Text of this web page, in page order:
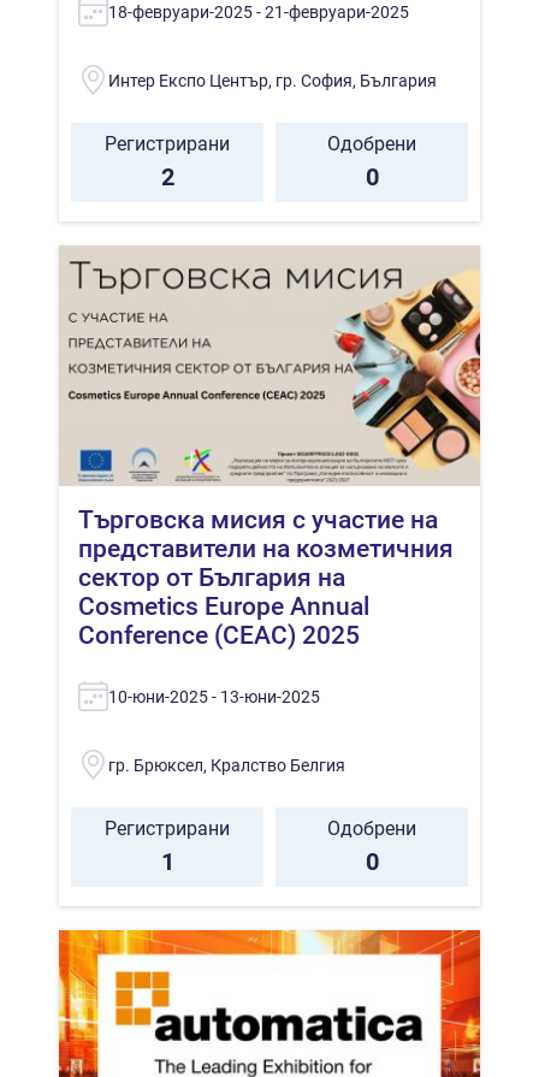
18-февруари-2025 - 21-февруари-2025
Интер Експо Център, гр. София, България
Регистрирани
2
Одобрени
0
Търговска мисия с участие на
представители на козметичния
сектор от България на
Cosmetics Europe Annual
Conference (CEAC) 2025
10-юни-2025 - 13-юни-2025
гр. Брюксел, Кралство Белгия
Регистрирани
1
Одобрени
0